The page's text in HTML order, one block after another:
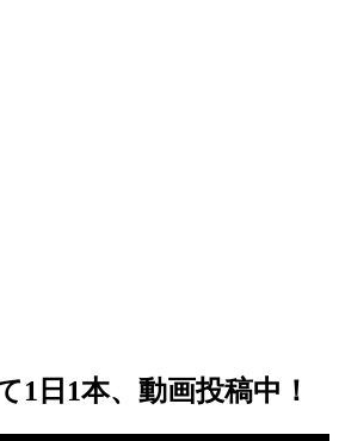
1日1本、動画投稿中！